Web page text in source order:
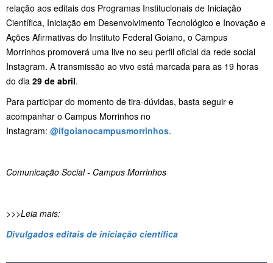
relação aos editais dos Programas Institucionais de Iniciação
Científica, Iniciação em Desenvolvimento Tecnológico e Inovação e
Ações Afirmativas do Instituto Federal Goiano, o Campus
Morrinhos promoverá uma live no seu perfil oficial da rede social
Instagram. A transmissão ao vivo está marcada para as 19 horas
do dia 29 de abril.
Para participar do momento de tira-dúvidas, basta seguir e
acompanhar o Campus Morrinhos no
Instagram: @ifgoianocampusmorrinhos.
Comunicação Social - Campus Morrinhos
>>>Leia mais:
Divulgados editais de iniciação científica